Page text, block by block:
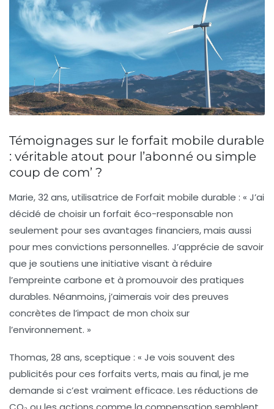
Témoignages sur le forfait mobile durable
: véritable atout pour l’abonné ou simple
coup de com’ ?
Marie, 32 ans, utilisatrice de Forfait mobile durable : « J’ai
décidé de choisir un forfait éco-responsable non
seulement pour ses avantages financiers, mais aussi
pour mes convictions personnelles. J’apprécie de savoir
que je soutiens une initiative visant à réduire
l’empreinte carbone et à promouvoir des pratiques
durables. Néanmoins, j’aimerais voir des preuves
concrètes de l’impact de mon choix sur
l’environnement. »
Thomas, 28 ans, sceptique : « Je vois souvent des
publicités pour ces forfaits verts, mais au final, je me
demande si c’est vraiment efficace. Les réductions de